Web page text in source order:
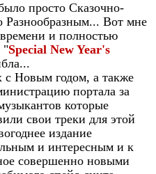
просто Сказочно-
Вот мне
и полностью
"Special New Year's
с Новым годом, а также
портала за
которые
свои треки для этой
издание
и интересным и к
совершенно новыми